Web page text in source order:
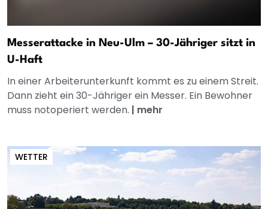
Messerattacke in Neu-Ulm – 30-Jähriger sitzt in
U-Haft
In einer Arbeiterunterkunft kommt es zu einem Streit.
Dann zieht ein 30-Jähriger ein Messer. Ein Bewohner
muss notoperiert werden. | mehr
WETTER